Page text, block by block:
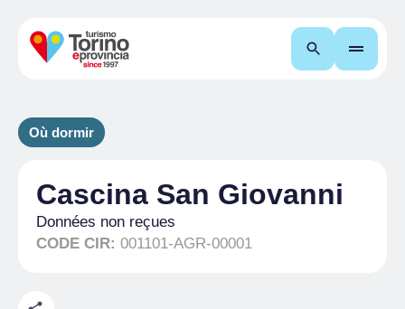
Recherche
Où dormir
Cascina San Giovanni
Données non reçues
CODE CIR: 001101-AGR-00001